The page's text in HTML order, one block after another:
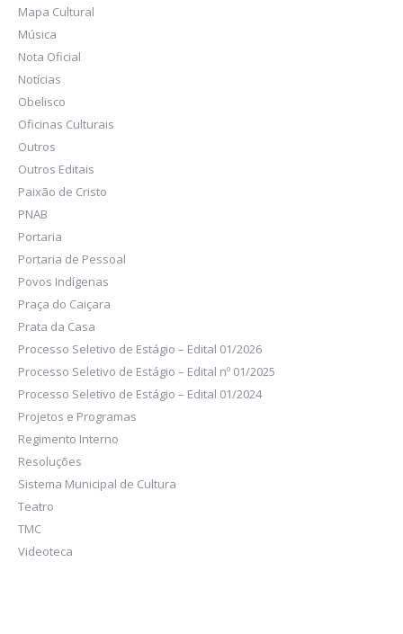
Mapa Cultural
Música
Nota Oficial
Notícias
Obelisco
Oficinas Culturais
Outros
Outros Editais
Paixão de Cristo
PNAB
Portaria
Portaria de Pessoal
Povos Indígenas
Praça do Caiçara
Prata da Casa
Processo Seletivo de Estágio – Edital 01/2026
Processo Seletivo de Estágio – Edital nº 01/2025
Processo Seletivo de Estágio – Edital 01/2024
Projetos e Programas
Regimento Interno
Resoluções
Sistema Municipal de Cultura
Teatro
TMC
Videoteca